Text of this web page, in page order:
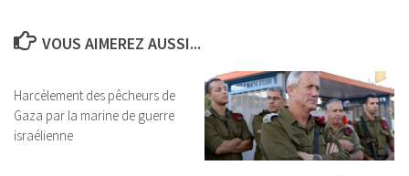
VOUS AIMEREZ AUSSI...
Harcèlement des pêcheurs de
Gaza par la marine de guerre
israélienne